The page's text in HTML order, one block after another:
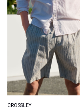
CROSSLEY